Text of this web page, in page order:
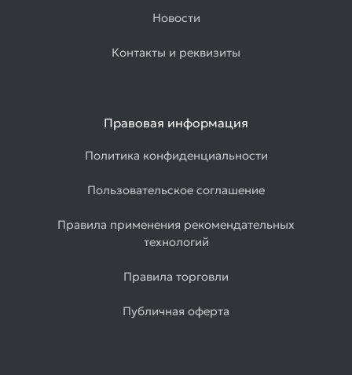
Новости
Контакты и реквизиты
Правовая информация
Политика конфиденциальности
Пользовательское соглашение
Правила применения рекомендательных
технологий
Правила торговли
Публичная оферта